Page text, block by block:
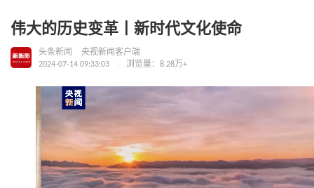
伟大的历史变革丨新时代文化使命
头条新闻
央视新闻客户端
2024-07-14 09:33:03
浏览量：8.28万+